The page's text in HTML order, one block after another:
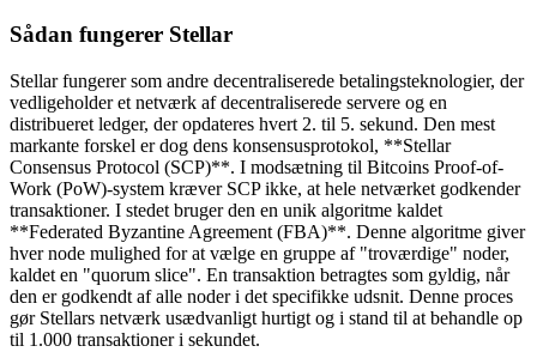
Sådan fungerer Stellar
Stellar fungerer som andre decentraliserede betalingsteknologier, der
vedligeholder et netværk af decentraliserede servere og en
distribueret ledger, der opdateres hvert 2. til 5. sekund. Den mest
markante forskel er dog dens konsensusprotokol, **Stellar
Consensus Protocol (SCP)**. I modsætning til Bitcoins Proof-of-
Work (PoW)-system kræver SCP ikke, at hele netværket godkender
transaktioner. I stedet bruger den en unik algoritme kaldet
**Federated Byzantine Agreement (FBA)**. Denne algoritme giver
hver node mulighed for at vælge en gruppe af "troværdige" noder,
kaldet en "quorum slice". En transaktion betragtes som gyldig, når
den er godkendt af alle noder i det specifikke udsnit. Denne proces
gør Stellars netværk usædvanligt hurtigt og i stand til at behandle op
til 1.000 transaktioner i sekundet.